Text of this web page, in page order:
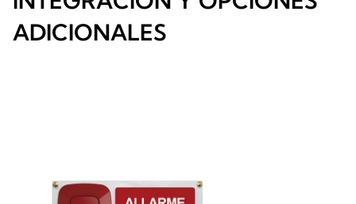
ADICIONALES